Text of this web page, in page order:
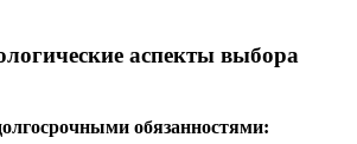
аспекты выбора
обязанностями: